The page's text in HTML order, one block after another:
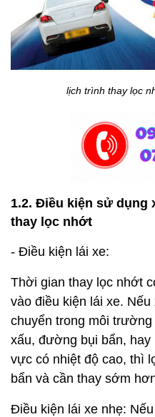
lịch trình thay lọc
1.2. Điều kiện sử dụng
thay lọc nhớt
- Điều kiện lái xe:
Thời gian thay lọc nhớt
vào điều kiện lái xe.
chuyển trong môi
xấu, đường bụi bẩn, hay
vực có nhiệt độ cao, thì
bẩn và cần thay sớm
Điều kiện lái xe nhẹ: